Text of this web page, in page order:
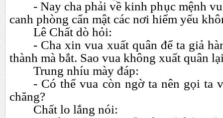
- Nay cha phải về kinh phục mệnh
canh phòng cẩn mật các nơi hiểm yếu
Lê Chất dò hỏi:
- Cha xin vua xuất quân để ta giả
thành mà bắt. Sao vua không xuất quân
Trung nhíu mày đáp:
- Có thể vua còn ngờ ta nên gọi ta
chăng?
Chất lo lắng nói: